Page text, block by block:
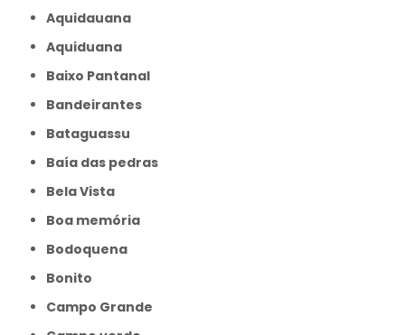
Aquidauana
Aquiduana
Baixo Pantanal
Bandeirantes
Bataguassu
Baía das pedras
Bela Vista
Boa memória
Bodoquena
Bonito
Campo Grande